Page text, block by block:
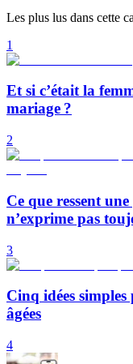
Les plus lus dans cette
1
Et si c’était la
mariage ?
2
Ce que ressent
n’exprime pas
3
Cinq idées
âgées
4